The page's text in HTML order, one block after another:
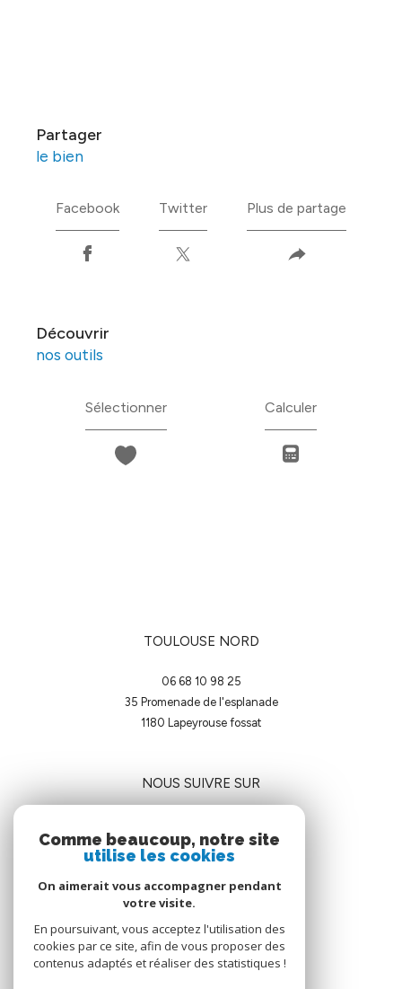
partager
le bien
Facebook Twitter Plus de partage
découvrir
nos outils
Sélectionner Calculer
TOULOUSE NORD
06 68 10 98 25
35 Promenade de l'esplanade
1180
lapeyrouse fossat
NOUS SUIVRE SUR
Comme beaucoup, notre site
utilise les cookies
On aimerait vous accompagner pendant
votre visite.
En poursuivant, vous acceptez l'utilisation des
cookies par ce site, afin de vous proposer des
contenus adaptés et réaliser des statistiques !